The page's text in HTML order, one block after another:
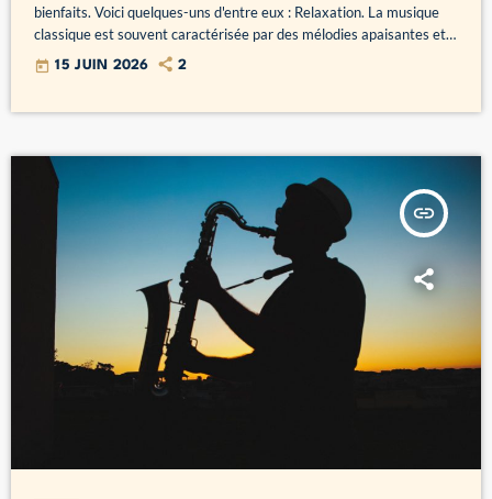
bienfaits. Voici quelques-uns d'entre eux : Relaxation. La musique
classique est souvent caractérisée par des mélodies apaisantes et
des rythmes doux. Elle peut vous aider à vous détendre, à réduire le
stress et à vous sentir plus calme pendant les chaudes journées
today 15 JUIN 2026 2
insert_link